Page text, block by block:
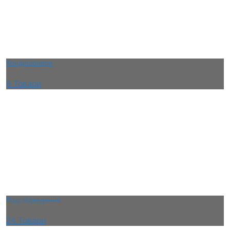
Кондиціонери
8 Товари
Водовідведення
24 Товари